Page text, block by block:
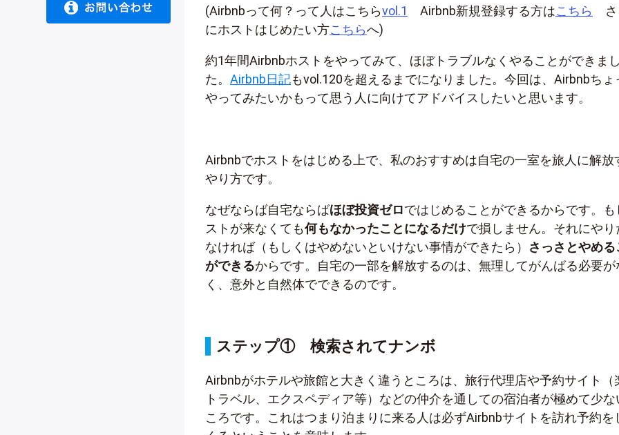
(Airbnbって何？って人はこちらvol.1 Airbnb新規登録する方はこちら
さ
にホストはじめたい方こちらへ)
約1年間Airbnbホストをやってみて、ほぼトラブルなくやることができま
た。 Airbnb日記もvol.120を超えるまでになりました。今回は、Airbnbちょ
やってみたいかもって思う人に向けてアドバイスしたいと思います。
Airbnbでホストをはじめる上で、私のおすすめは自宅の一室を旅人に解放
やり方です。
なぜならば自宅ならばほぼ投資ゼロではじめることができるからです。も
ストが来なくても何もなかったことになるだけで損しません。それにやり
なければ（もしくはやめないといけない事情ができたら） さっさとやめる
ができるからです。自宅の一部を解放するのは、無理してがんばる必要が
く、意外と自然体でできるのです。
ステップ① 検索されてナンボ
Airbnbがホテルや旅館と大きく違うところは、旅行代理店や予約サイト（
トラベル、エクスペディア等）などの仲介を通しての宿泊者が極めて少な
ころです。これはつまり泊まりに来る人は必ずAirbnbサイトを訪れ予約を